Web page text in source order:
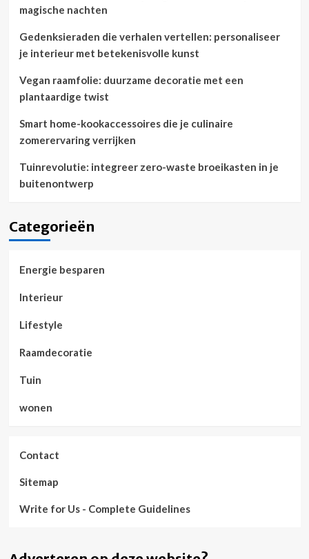
magische nachten
Gedenksieraden die verhalen vertellen: personaliseer
je interieur met betekenisvolle kunst
Vegan raamfolie: duurzame decoratie met een
plantaardige twist
Smart home-kookaccessoires die je culinaire
zomerervaring verrijken
Tuinrevolutie: integreer zero-waste broeikasten in je
buitenontwerp
Categorieën
Energie besparen
Interieur
Lifestyle
Raamdecoratie
Tuin
wonen
Contact
Sitemap
Write for Us - Complete Guidelines